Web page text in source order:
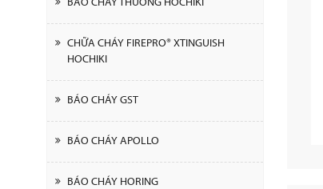
BÁO CHÁY THƯỜNG HOCHIKI
CHỮA CHÁY FIREPRO® XTINGUISH
HOCHIKI
BÁO CHÁY GST
BÁO CHÁY APOLLO
BÁO CHÁY HORING